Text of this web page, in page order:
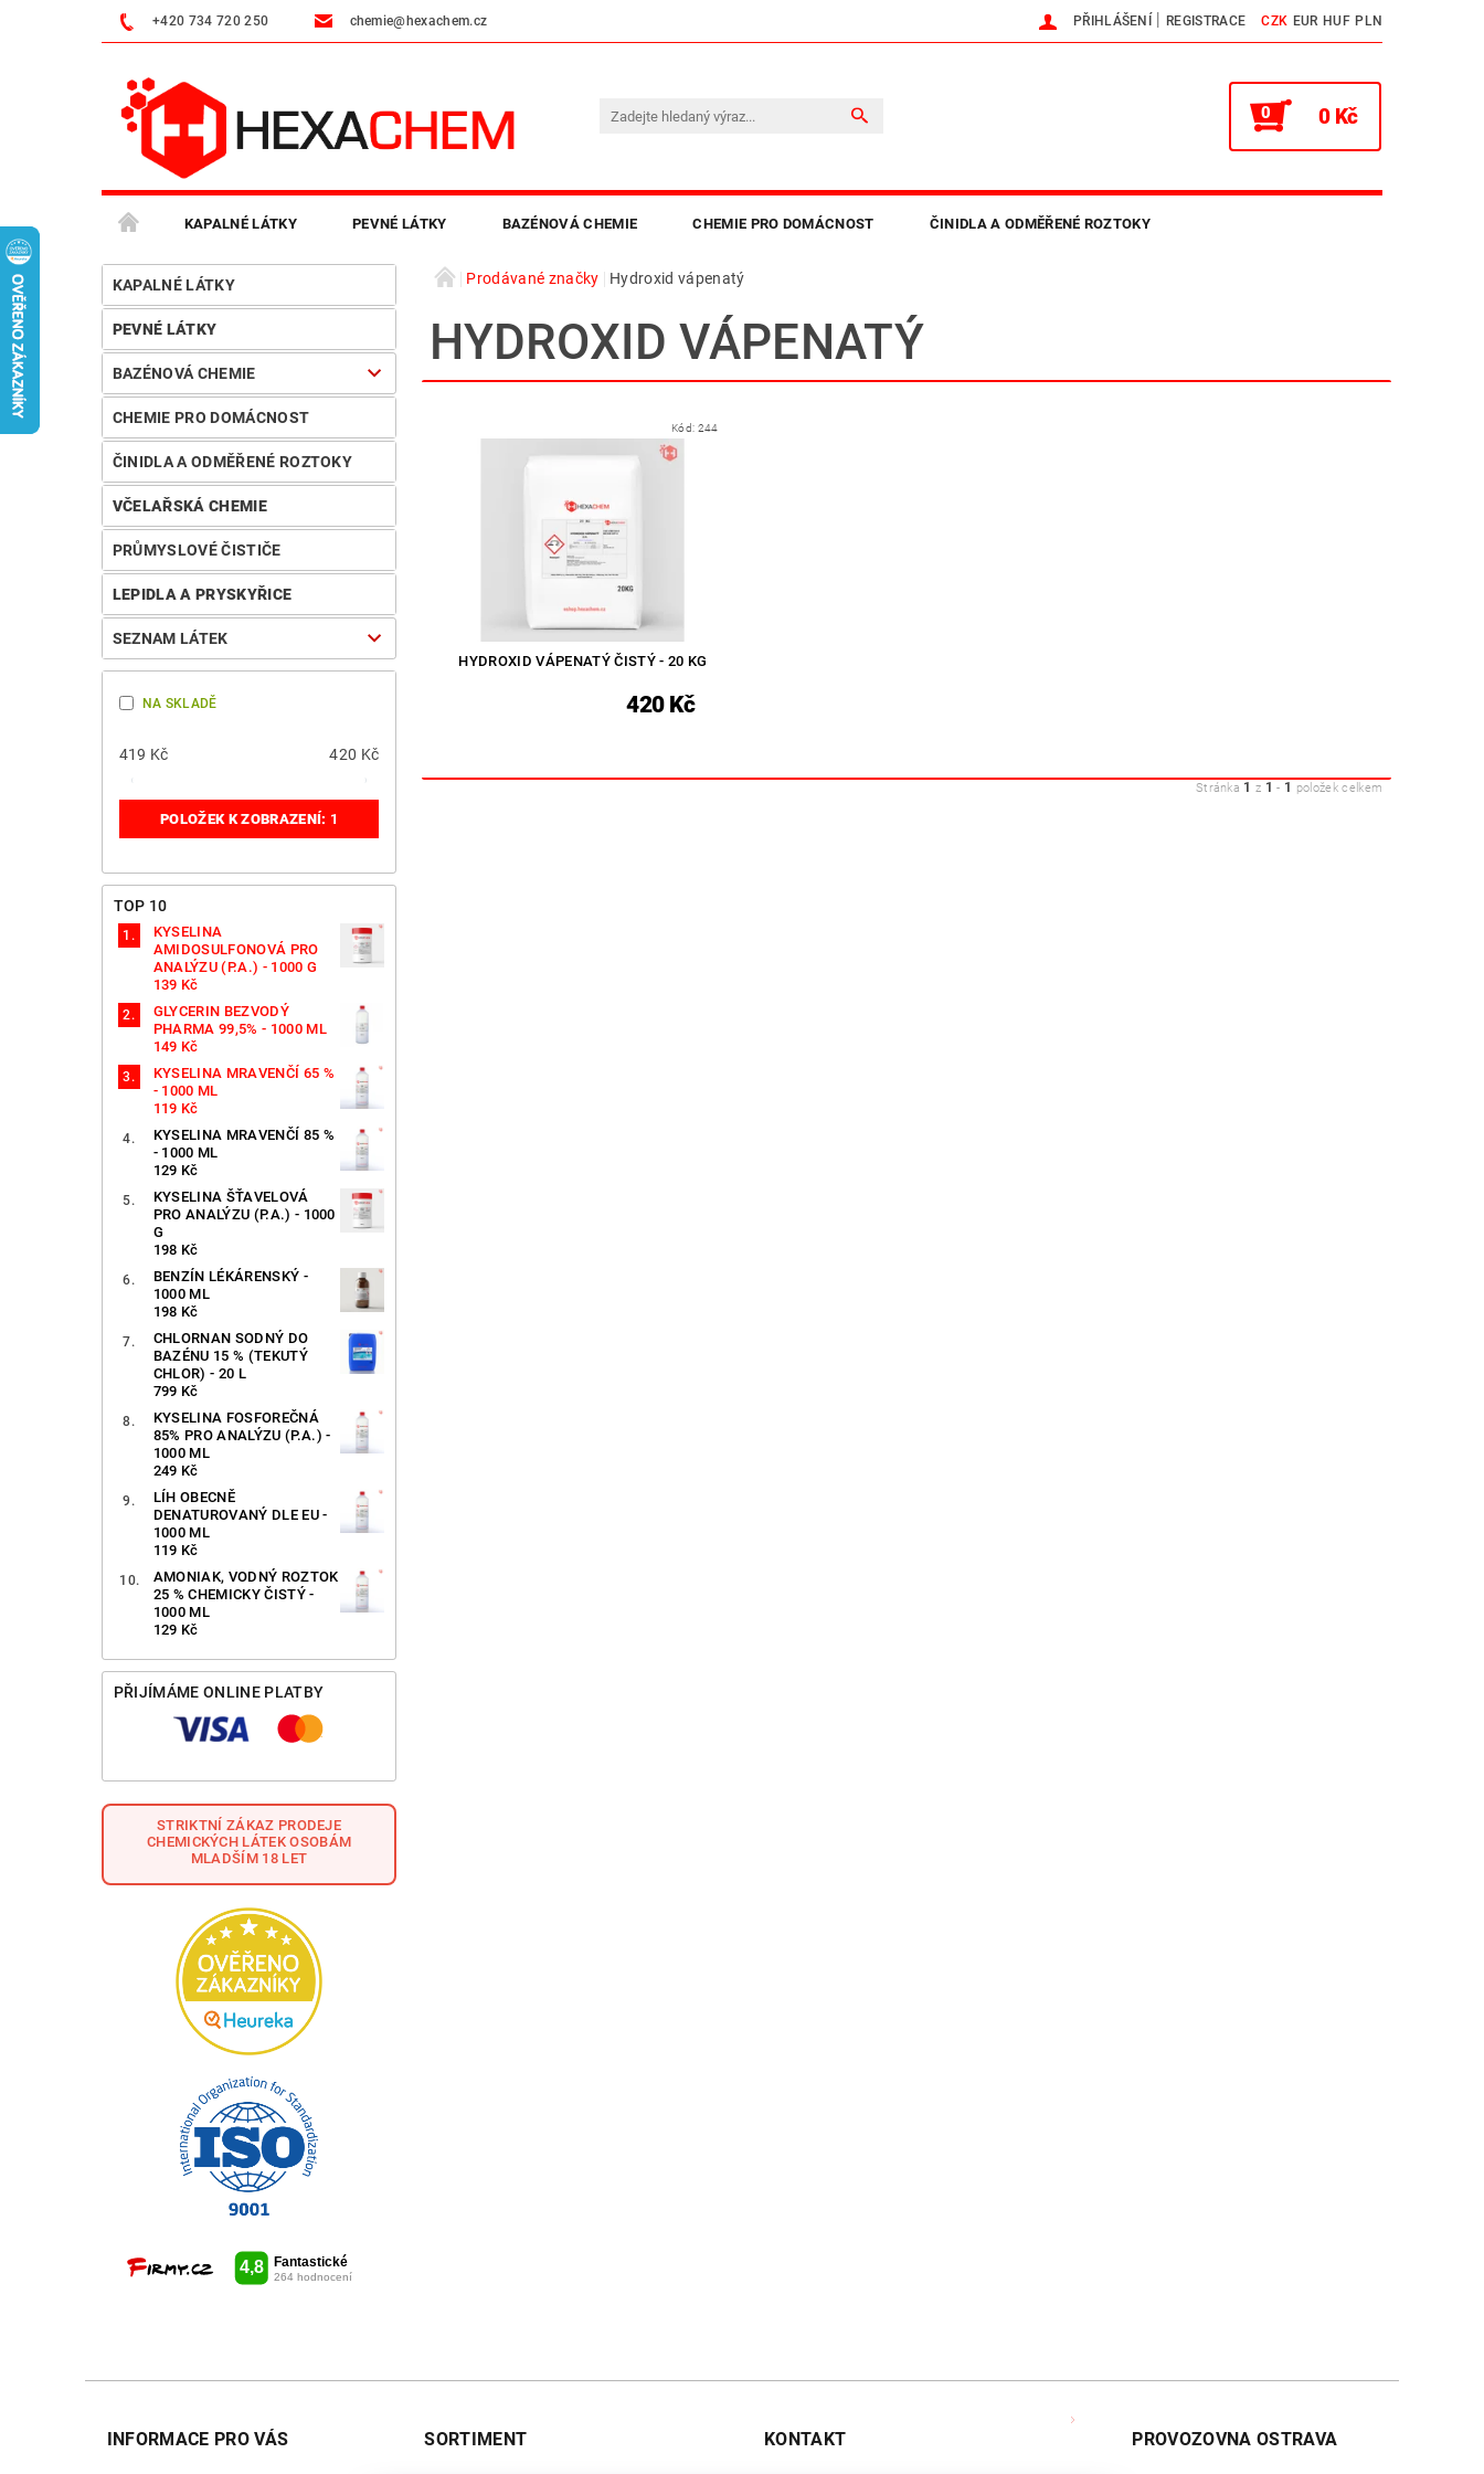
+420 734 720 250 chemie@hexachem.cz CZK EUR HUF PLN
PŘIHLÁŠENÍ | REGISTRACE
0 0 Kč
KAPALNÉ LÁTKY PEVNÉ LÁTKY BAZÉNOVÁ CHEMIE CHEMIE PRO DOMÁCNOST ČINIDLA A ODMĚŘENÉ ROZTOKY
VČELAŘSKÁ CHEMIE PRŮMYSLOVÉ ČISTIČE LEPIDLA A PRYSKYŘICE
MOJE OBJEDNÁVKA
KAPALNÉ LÁTKY
PEVNÉ LÁTKY
BAZÉNOVÁ CHEMIE
CHEMIE PRO DOMÁCNOST
ČINIDLA A ODMĚŘENÉ ROZTOKY
VČELAŘSKÁ CHEMIE
PRŮMYSLOVÉ ČISTIČE
LEPIDLA A PRYSKYŘICE
SEZNAM LÁTEK
NA SKLADĚ
419 Kč 420 Kč
POLOŽEK K ZOBRAZENÍ: 1
TOP 10
KYSELINA
AMIDOSULFONOVÁ PRO
ANALÝZU (P.A.) - 1000 G
139 Kč
GLYCERIN BEZVODÝ
PHARMA 99,5% - 1000 ML
149 Kč
KYSELINA MRAVENČÍ 65 %
- 1000 ML
119 Kč
KYSELINA MRAVENČÍ 85 %
- 1000 ML
129 Kč
KYSELINA ŠŤAVELOVÁ
PRO ANALÝZU (P.A.) - 1000
G
198 Kč
BENZÍN LÉKÁRENSKÝ -
1000 ML
198 Kč
CHLORNAN SODNÝ DO
BAZÉNU 15 % (TEKUTÝ
CHLOR) - 20 L
799 Kč
KYSELINA FOSFOREČNÁ
85% PRO ANALÝZU (P.A.) -
1000 ML
249 Kč
LÍH OBECNĚ
DENATUROVANÝ DLE EU -
1000 ML
119 Kč
AMONIAK, VODNÝ ROZTOK
25 % CHEMICKY ČISTÝ -
1000 ML
129 Kč
PŘIJÍMÁME ONLINE PLATBY
STRIKTNÍ ZÁKAZ PRODEJE
CHEMICKÝCH LÁTEK OSOBÁM
MLADŠÍM 18 LET
Prodávané značky Hydroxid vápenatý
HYDROXID VÁPENATÝ
Kód: 244
HYDROXID VÁPENATÝ ČISTÝ - 20 KG
420 Kč
Stránka 1 z 1 - 1 položek celkem
INFORMACE PRO VÁS SORTIMENT KONTAKT PROVOZOVNA OSTRAVA